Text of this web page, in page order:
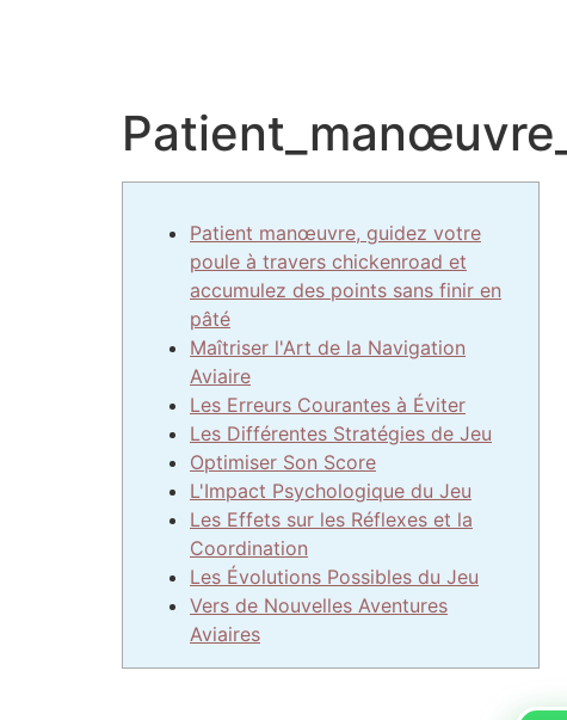
Patient manœuvre, guidez votre
poule à travers chickenroad et
accumulez des points sans finir en
pâté
Maîtriser l'Art de la Navigation
Aviaire
Les Erreurs Courantes à Éviter
Les Différentes Stratégies de Jeu
Optimiser Son Score
L'Impact Psychologique du Jeu
Les Effets sur les Réflexes et la
Coordination
Les Évolutions Possibles du Jeu
Vers de Nouvelles Aventures
Aviaires